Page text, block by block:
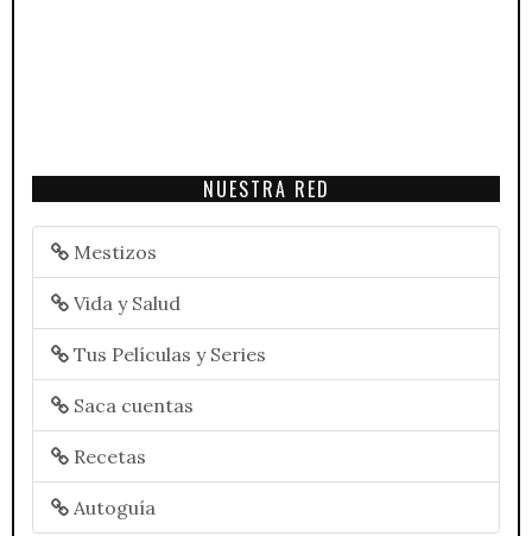
NUESTRA RED
Mestizos
Vida y Salud
Tus Películas y Series
Saca cuentas
Recetas
Autoguía